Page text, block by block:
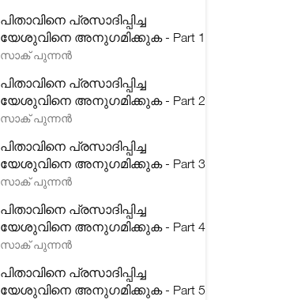
പിതാവിനെ പ്രസാദിപ്പിച്ച
യേശുവിനെ അനുഗമിക്കുക - Part 1
സാക് പുന്നൻ
പിതാവിനെ പ്രസാദിപ്പിച്ച
യേശുവിനെ അനുഗമിക്കുക - Part 2
സാക് പുന്നൻ
പിതാവിനെ പ്രസാദിപ്പിച്ച
യേശുവിനെ അനുഗമിക്കുക - Part 3
സാക് പുന്നൻ
പിതാവിനെ പ്രസാദിപ്പിച്ച
യേശുവിനെ അനുഗമിക്കുക - Part 4
സാക് പുന്നൻ
പിതാവിനെ പ്രസാദിപ്പിച്ച
യേശുവിനെ അനുഗമിക്കുക - Part 5